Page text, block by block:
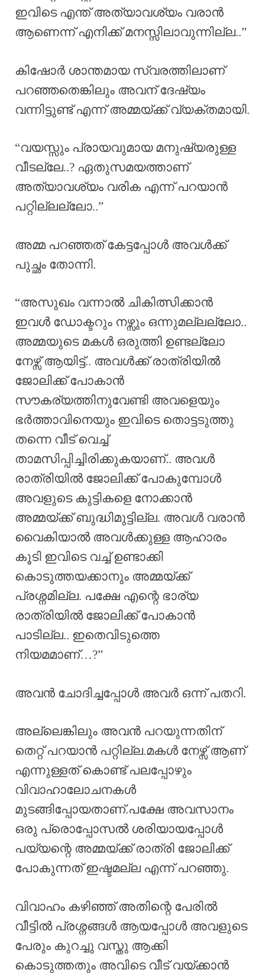
ഇവിടെ എന്ത് അത്യാവശ്യം വരാൻ
ആണെന്ന് എനിക്ക് മനസ്സിലാവുന്നില്ല..”
കിഷോർ ശാന്തമായ സ്വരത്തിലാണ്
പറഞ്ഞതെങ്കിലും അവന് ദേഷ്യം
വന്നിട്ടുണ്ട് എന്ന് അമ്മയ്ക്ക് വ്യക്തമായി.
“വയസ്സും പ്രായവുമായ മനുഷ്യരുള്ള
വീടല്ലേ..? ഏതുസമയത്താണ്
അത്യാവശ്യം വരിക എന്ന് പറയാൻ
പറ്റില്ലല്ലോ..”
അമ്മ പറഞ്ഞത് കേട്ടപ്പോൾ അവൾക്ക്
പുച്ഛം തോന്നി.
“അസുഖം വന്നാൽ ചികിത്സിക്കാൻ
ഇവൾ ഡോക്ടറും നഴ്സും ഒന്നുമല്ലല്ലോ..
അമ്മയുടെ മകൾ ഒരുത്തി ഉണ്ടല്ലോ
നേഴ്സ് ആയിട്ട്.. അവൾക്ക് രാത്രിയിൽ
ജോലിക്ക് പോകാൻ
സൗകര്യത്തിനുവേണ്ടി അവളെയും
ഭർത്താവിനെയും ഇവിടെ തൊട്ടടുത്തു
തന്നെ വീട് വെച്ച്
താമസിപ്പിച്ചിരിക്കുകയാണ്.. അവൾ
രാത്രിയിൽ ജോലിക്ക് പോകുമ്പോൾ
അവളുടെ കുട്ടികളെ നോക്കാൻ
അമ്മയ്ക്ക് ബുദ്ധിമുട്ടില്ല. അവൾ വരാൻ
വൈകിയാൽ അവൾക്കുള്ള ആഹാരം
കൂടി ഇവിടെ വച്ച് ഉണ്ടാക്കി
കൊടുത്തയക്കാനും അമ്മയ്ക്ക്
പ്രശ്നമില്ല. പക്ഷേ എന്റെ ഭാര്യ
രാത്രിയിൽ ജോലിക്ക് പോകാൻ
പാടില്ല.. ഇതെവിടുത്തെ
നിയമമാണ്…?”
അവൻ ചോദിച്ചപ്പോൾ അവർ ഒന്ന് പതറി.
അല്ലെങ്കിലും അവൻ പറയുന്നതിന്
തെറ്റ് പറയാൻ പറ്റില്ല.മകൾ നേഴ്സ് ആണ്
എന്നുള്ളത് കൊണ്ട് പലപ്പോഴും
വിവാഹാലോചനകൾ
മുടങ്ങിപ്പോയതാണ്.പക്ഷേ അവസാനം
ഒരു പ്രൊപ്പോസൽ ശരിയായപ്പോൾ
പയ്യന്റെ അമ്മയ്ക്ക് രാത്രി ജോലിക്ക്
പോകുന്നത് ഇഷ്ടമല്ല എന്ന് പറഞ്ഞു.
വിവാഹം കഴിഞ്ഞ് അതിന്റെ പേരിൽ
വീട്ടിൽ പ്രശ്നങ്ങൾ ആയപ്പോൾ അവളുടെ
പേരും കുറച്ചു വസ്തു ആക്കി
കൊടുത്തതും അവിടെ വീട് വയ്ക്കാൻ